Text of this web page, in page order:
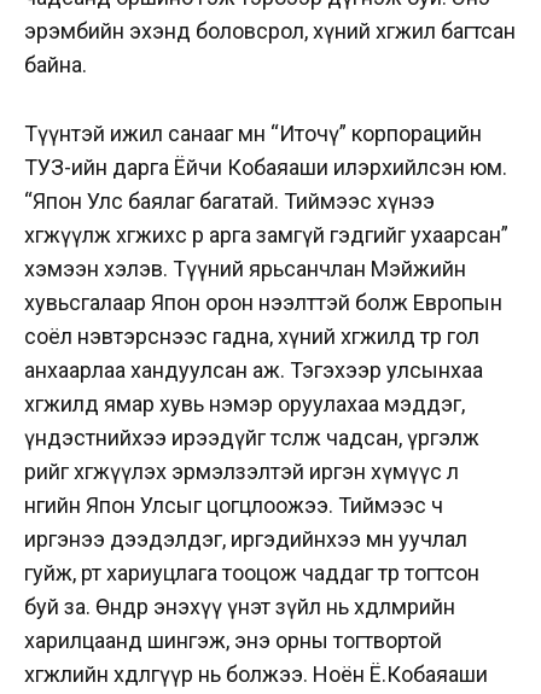
эрэмбийн эхэнд боловсрол, хүний хөгжил багтсан
байна.
Түүнтэй ижил санааг мөн “Иточү” корпорацийн
ТУЗ-ийн дарга Ёйчи Кобаяаши илэрхийлсэн юм.
“Япон Улс баялаг багатай. Тиймээс хүнээ
хөгжүүлж хөгжихөөс өөр арга замгүй гэдгийг ухаарсан”
хэмээн хэлэв. Түүний ярьсанчлан Мэйжийн
хувьсгалаар Япон орон нээлттэй болж Европын
соёл нэвтэрснээс гадна, хүний хөгжилд төр гол
анхаарлаа хандуулсан аж. Тэгэхээр улсынхаа
хөгжилд ямар хувь нэмэр оруулахаа мэддэг,
үндэстнийхээ ирээдүйг төсөөлж чадсан, үргэлж
өөрийгөө хөгжүүлэх эрмэлзэлтэй иргэн хүмүүс л
өнөөгийн Япон Улсыг цогцлоожээ. Тиймээс ч
иргэнээ дээдэлдэг, иргэдийнхээ өмнө уучлал
гуйж, өөртөө хариуцлага тооцож чаддаг төр тогтсон
буй за. Өнөөдөр энэхүү үнэт зүйл нь хөдөлмөрийн
харилцаанд шингэж, энэ орны тогтвортой
хөгжлийн хөдөлгүүр нь болжээ. Ноён Ё.Кобаяаши